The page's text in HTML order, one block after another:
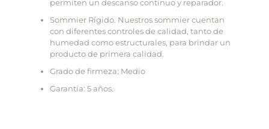
permiten un descanso continuo y reparador.
Sommier Rígido. Nuestros sommier cuentan
con diferentes controles de calidad, tanto de
humedad como estructurales, para brindar un
producto de primera calidad.
Grado de firmeza: Medio
Garantía: 5 años.